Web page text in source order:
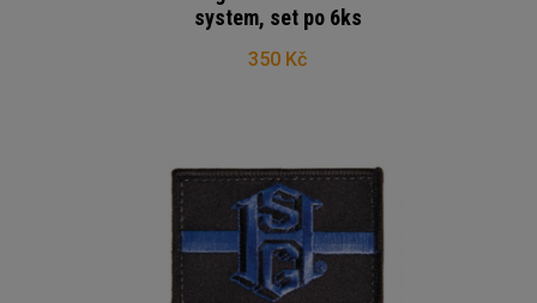
system, set po 6ks
350 Kč